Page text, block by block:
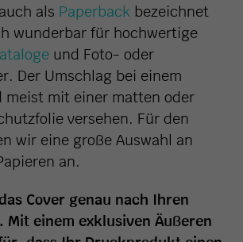
als Paperback bezeichnet
wunderbar für hochwertige
und Foto- oder
Der Umschlag bei einem
meist mit einer matten oder
versehen. Für den
wir eine große Auswahl an
an.
Cover genau nach Ihren
Mit einem exklusiven Äußeren